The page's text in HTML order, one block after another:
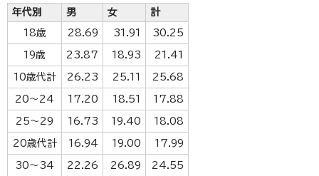
年代別 男 女 計
18歳 28.69 31.91 30.25
19歳 23.87 18.93 21.41
10歳代計 26.23 25.11 25.68
20～24 17.20 18.51 17.88
25～29 16.73 19.40 18.08
20歳代計 16.94 19.00 17.99
30～34 22.26 26.89 24.55